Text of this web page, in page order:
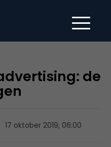
de
17 oktober 2019, 06:00